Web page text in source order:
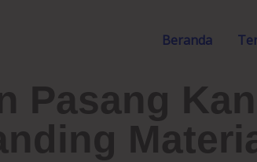
Beranda
Pasang